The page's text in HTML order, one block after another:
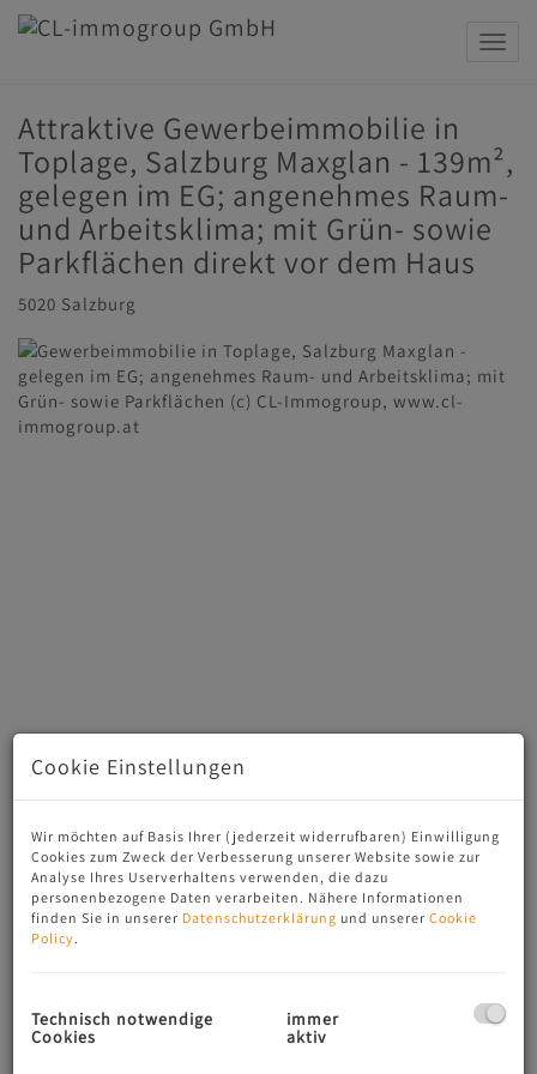
Attraktive Gewerbeimmobilie in
Toplage, Salzburg Maxglan - 139m²,
gelegen im EG; angenehmes Raum-
und Arbeitsklima; mit Grün- sowie
Parkflächen direkt vor dem Haus
5020 Salzburg
Gewerbeimmobilie in Toplage, Salzburg Maxglan -
gelegen im EG; angenehmes Raum- und Arbeitsklima; mit
Grün- sowie Parkflächen (c) CL-Immogroup, www.cl-
immogroup.at
Cookie Einstellungen
Wir möchten auf Basis Ihrer (jederzeit widerrufbaren) Einwilligung
Cookies zum Zweck der Verbesserung unserer Website sowie zur
Analyse Ihres Userverhaltens verwenden, die dazu
personenbezogene Daten verarbeiten. Nähere Informationen
finden Sie in unserer Datenschutzerklärung und unserer Cookie
Policy.
Technisch notwendige
Cookies
immer
aktiv